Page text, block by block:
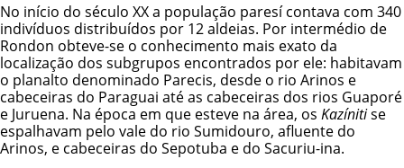
No início do século XX a população paresí contava com 340
indivíduos distribuídos por 12 aldeias. Por intermédio de
Rondon obteve-se o conhecimento mais exato da
localização dos subgrupos encontrados por ele: habitavam
o planalto denominado Parecis, desde o rio Arinos e
cabeceiras do Paraguai até as cabeceiras dos rios Guaporé
e Juruena. Na época em que esteve na área, os Kazínitise
espalhavam pelo vale do rio Sumidouro, afluente do
Arinos, e cabeceiras do Sepotuba e do Sacuriu-ina.